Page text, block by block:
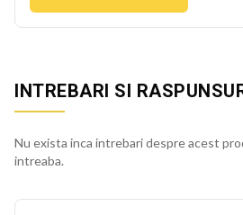
INTREBARI SI
Nu exista inca intrebari despre acest
intreaba.